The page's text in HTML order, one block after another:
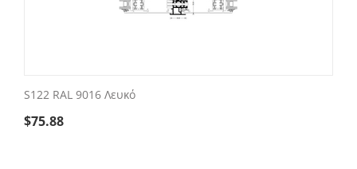
S122 RAL 9016 Λευκό
$75.88